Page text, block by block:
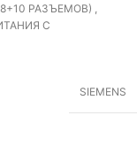
РАЗЪЕМОВ) ,
С
SIEMENS